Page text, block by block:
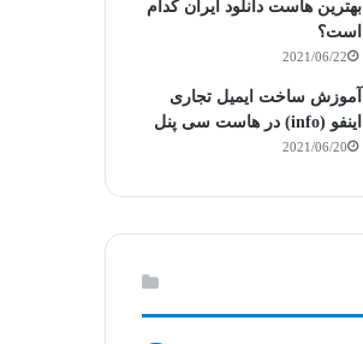
بهترین هاست دانلود ایران کدام
است؟
2021/06/22
آموزش ساخت ایمیل تجاری
اینفو (info) در هاست سی پنل
2021/06/20